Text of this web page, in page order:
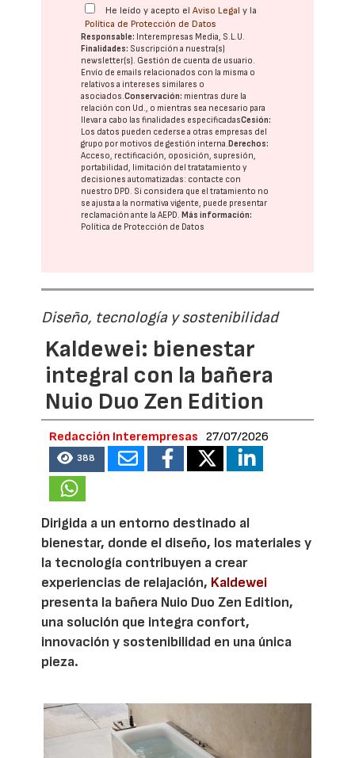
He leído y acepto elAviso Legal y la
Política de Protección de Datos
Responsable: Interempresas Media, S.L.U.
Finalidades: Suscripción a nuestra(s)
newsletter(s). Gestión de cuenta de usuario.
Envío de emails relacionados con la misma o
relativos a intereses similares o
asociados.Conservación: mientras dure la
relación con Ud., o mientras sea necesario para
llevar a cabo las finalidades especificadasCesión:
Los datos pueden cederse a otras empresas del
grupo por motivos de gestión interna.Derechos:
Acceso, rectificación, oposición, supresión,
portabilidad, limitación del tratatamiento y
decisiones automatizadas: contacte con
nuestro DPD. Si considera que el tratamiento no
se ajusta a la normativa vigente, puede presentar
reclamación ante laAEPD.Más información:
Política de Protección de Datos
Diseño, tecnología y sostenibilidad
Kaldewei: bienestar
integral con la bañera
Nuio Duo Zen Edition
Redacción Interempresas 27/07/2026
388
Dirigida a un entorno destinado al
bienestar, donde el diseño, los materiales y
la tecnología contribuyen a crear
experiencias de relajación, Kaldewei
presenta la bañera Nuio Duo Zen Edition,
una solución que integra confort,
innovación y sostenibilidad en una única
pieza.